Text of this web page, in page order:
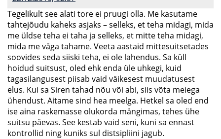
Tegelikult see alati tore ei pruugi olla. Me kasutame
tahtejõudu kaheks asjaks – selleks, et teha midagi, mida
me üldse teha ei taha ja selleks, et mitte teha midagi,
mida me väga tahame. Veeta aastaid mittesuitsetades
soovides seda siiski teha, ei ole lahendus. Sa küll
hoidud suitsust, oled ehk enda üle uhkegi, kuid
tagasilangusest piisab vaid väikesest muudatusest
elus. Kui sa Siren tahad nõu või abi, siis võta meiega
ühendust. Aitame sind hea meelga. Hetkel sa oled end
ise aina raskemasse olukorda mängimas, tehes ühe
suitsu päevas. See kestab vaid seni, kuni sa ennast
kontrollid ning kuniks sul distsipliini jagub.